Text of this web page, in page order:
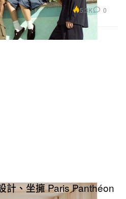
5.3K 0
計、坐擁 Paris Panthéon